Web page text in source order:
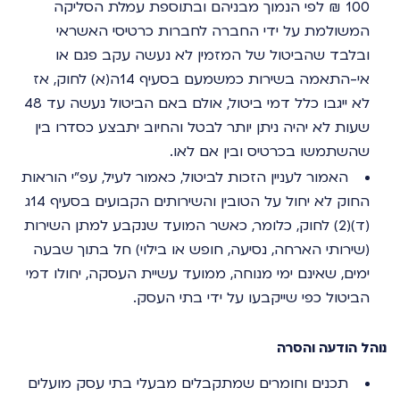
100 ₪ לפי הנמוך מבניהם ובתוספת עמלת הסליקה
המשולמת על ידי החברה לחברות כרטיסי האשראי
ובלבד שהביטול של המזמין לא נעשה עקב פגם או
אי-התאמה בשירות כמשמעם בסעיף 14ה(א) לחוק, אז
לא ייגבו כלל דמי ביטול, אולם באם הביטול נעשה עד 48
שעות לא יהיה ניתן יותר לבטל והחיוב יתבצע כסדרו בין
שהשתמשו בכרטיס ובין אם לאו.
האמור לעניין הזכות לביטול, כאמור לעיל, עפ"י הוראות
החוק לא יחול על הטובין והשירותים הקבועים בסעיף 14ג
(ד)(2) לחוק, כלומר, כאשר המועד שנקבע למתן השירות
(שירותי הארחה, נסיעה, חופש או בילוי) חל בתוך שבעה
ימים, שאינם ימי מנוחה, ממועד עשיית העסקה, יחולו דמי
הביטול כפי שייקבעו על ידי בתי העסק.
נוהל הודעה והסרה
תכנים וחומרים שמתקבלים מבעלי בתי עסק מועלים